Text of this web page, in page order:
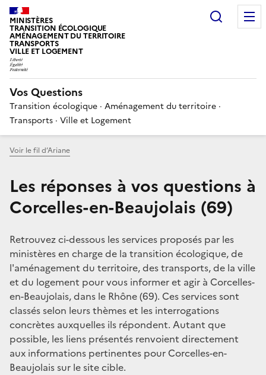
MINISTÈRES
TRANSITION ÉCOLOGIQUE
AMÉNAGEMENT DU TERRITOIRE
TRANSPORTS
VILLE ET LOGEMENT
Vos Questions
Transition écologique · Aménagement du territoire ·
Transports · Ville et Logement
Voir le fil d’Ariane
Les réponses à vos questions à
Corcelles-en-Beaujolais (69)
Retrouvez ci-dessous les services proposés par les
ministères en charge de la transition écologique, de
l'aménagement du territoire, des transports, de la ville
et du logement pour vous informer et agir à Corcelles-
en-Beaujolais, dans le Rhône (69). Ces services sont
classés selon leurs thèmes et les interrogations
concrètes auxquelles ils répondent. Autant que
possible, les liens présentés renvoient directement
aux informations pertinentes pour Corcelles-en-
Beaujolais sur le site cible.